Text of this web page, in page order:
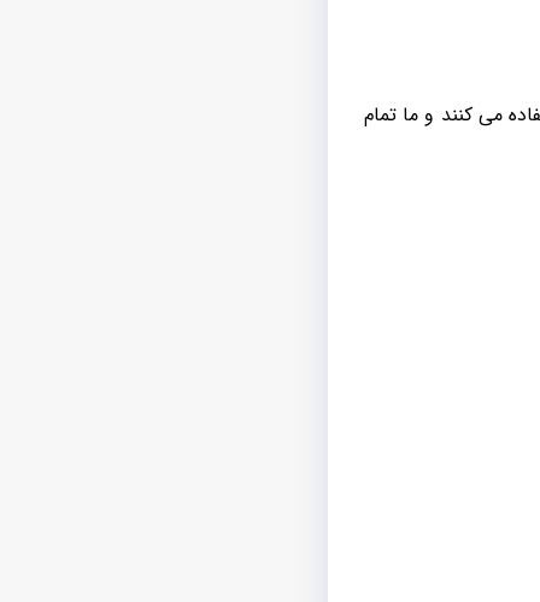
می کنند و ما تمام